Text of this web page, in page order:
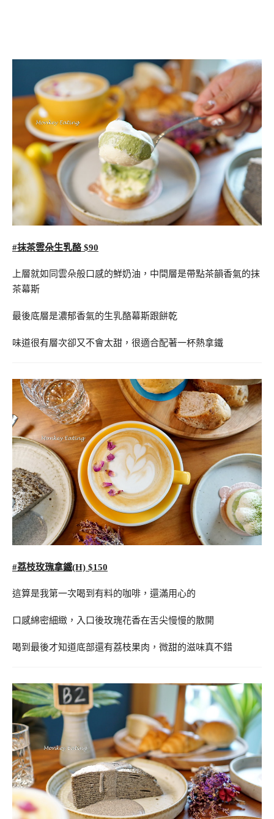
#抹茶雲朵生乳酪 $90
上層就如同雲朵般口感的鮮奶油，中間層是帶點茶韻香氣的抹
茶幕斯
最後底層是濃郁香氣的生乳酪幕斯跟餅乾
味道很有層次卻又不會太甜，很適合配著一杯熱拿鐵
#荔枝玫瑰拿鐵(H) $150
這算是我第一次喝到有料的咖啡，還滿用心的
口感綿密細緻，入口後玫瑰花香在舌尖慢慢的散開
喝到最後才知道底部還有荔枝果肉，微甜的滋味真不錯